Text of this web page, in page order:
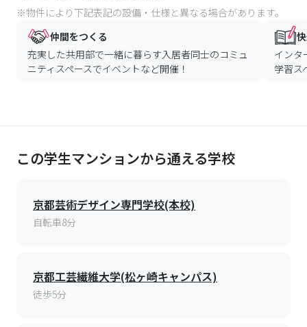
※物件により下記表記の設備・仕様と異なる場合があります。
仲間をつくる
充実した共用部で一緒に暮らす入居者同士のコミュ
ニティスペースでイベントなど開催！
インタ
学習ス
この学生マンションから通える学校
京都芸術デザイン専門学校(本校)
自転車8分
京都工芸繊維大学(松ヶ崎キャンパス)
徒歩5分